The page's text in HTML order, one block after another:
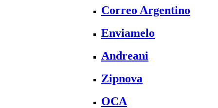
Correo Argentino
Enviamelo
Andreani
Zipnova
OCA